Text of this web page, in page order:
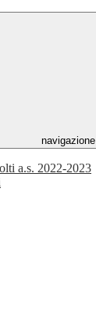
navigazione
a.s. 2022-2023